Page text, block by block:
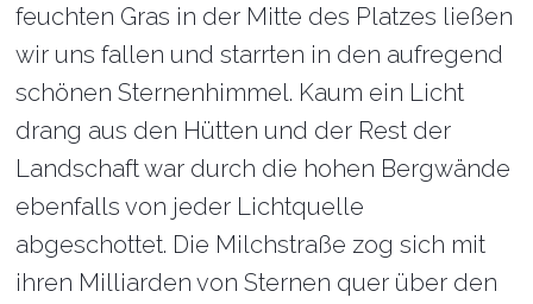
feuchten Gras in der Mitte des Platzes ließen
wir uns fallen und starrten in den aufregend
schönen Sternenhimmel. Kaum ein Licht
drang aus den Hütten und der Rest der
Landschaft war durch die hohen Bergwände
ebenfalls von jeder Lichtquelle
abgeschottet. Die Milchstraße zog sich mit
ihren Milliarden von Sternen quer über den